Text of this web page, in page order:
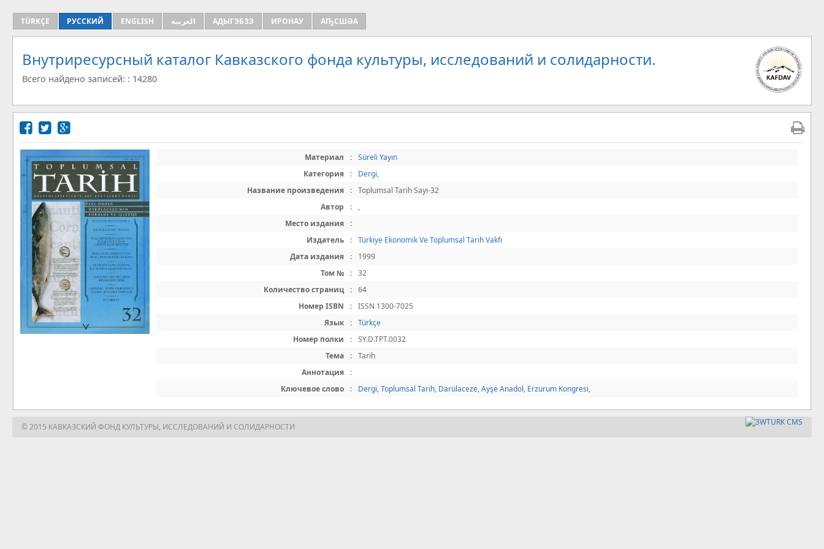
TÜRKÇE РУССКИЙ ENGLISH العربية АДЫГЭБЗЭ ИРОНАУ АҦСШӘА
Внутриресурсный каталог Кавказского фонда культуры, исследований и солидарности.
Всего найдено записей: : 14280
Материал :
Süreli Yayın
Категория
: Dergi,
Название произведения
:
Toplumsal Tarih Sayı-32
Автор
:
,
Место издания
:
Издатель
:
Türkiye Ekonomik Ve Toplumsal Tarih Vakfı
Дата издания
:
1999
Том №
:
32
Количество страниц
:
64
Номер ISBN
:
ISSN 1300-7025
Язык
:
Türkçe
Номер полки
:
SY.D.TPT.0032
Тема
:
Tarih
Аннотация
:
Ключевое слово
: Dergi,Toplumsal Tarih, Darülaceze,Ayşe Anadol, Erzurum Kongresi,
© 2015 КАВКАЗСКИЙ ФОНД КУЛЬТУРЫ, ИССЛЕДОВАНИЙ И СОЛИДАРНОСТИ